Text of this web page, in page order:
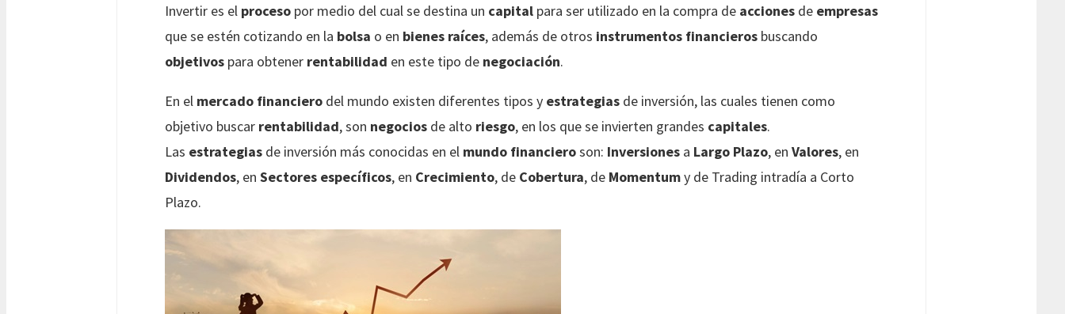
Invertir es el proceso por medio del cual se destina un capital para ser utilizado en la compra de acciones de empresas
que se estén cotizando en la bolsa o en bienes raíces, además de otros instrumentos financieros buscando
objetivos para obtener rentabilidad en este tipo de negociación.
En el mercado financiero del mundo existen diferentes tipos y estrategias de inversión, las cuales tienen como
objetivo buscar rentabilidad, son negocios de alto riesgo, en los que se invierten grandes capitales.
Las estrategias de inversión más conocidas en el mundo financieroson: Inversiones a Largo Plazo, en Valores, en
Dividendos, en Sectores específicos, en Crecimiento, de Cobertura, de Momentumy de Trading intradía a Corto
Plazo.